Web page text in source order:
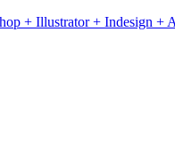
+ Illustrator + Indesign +